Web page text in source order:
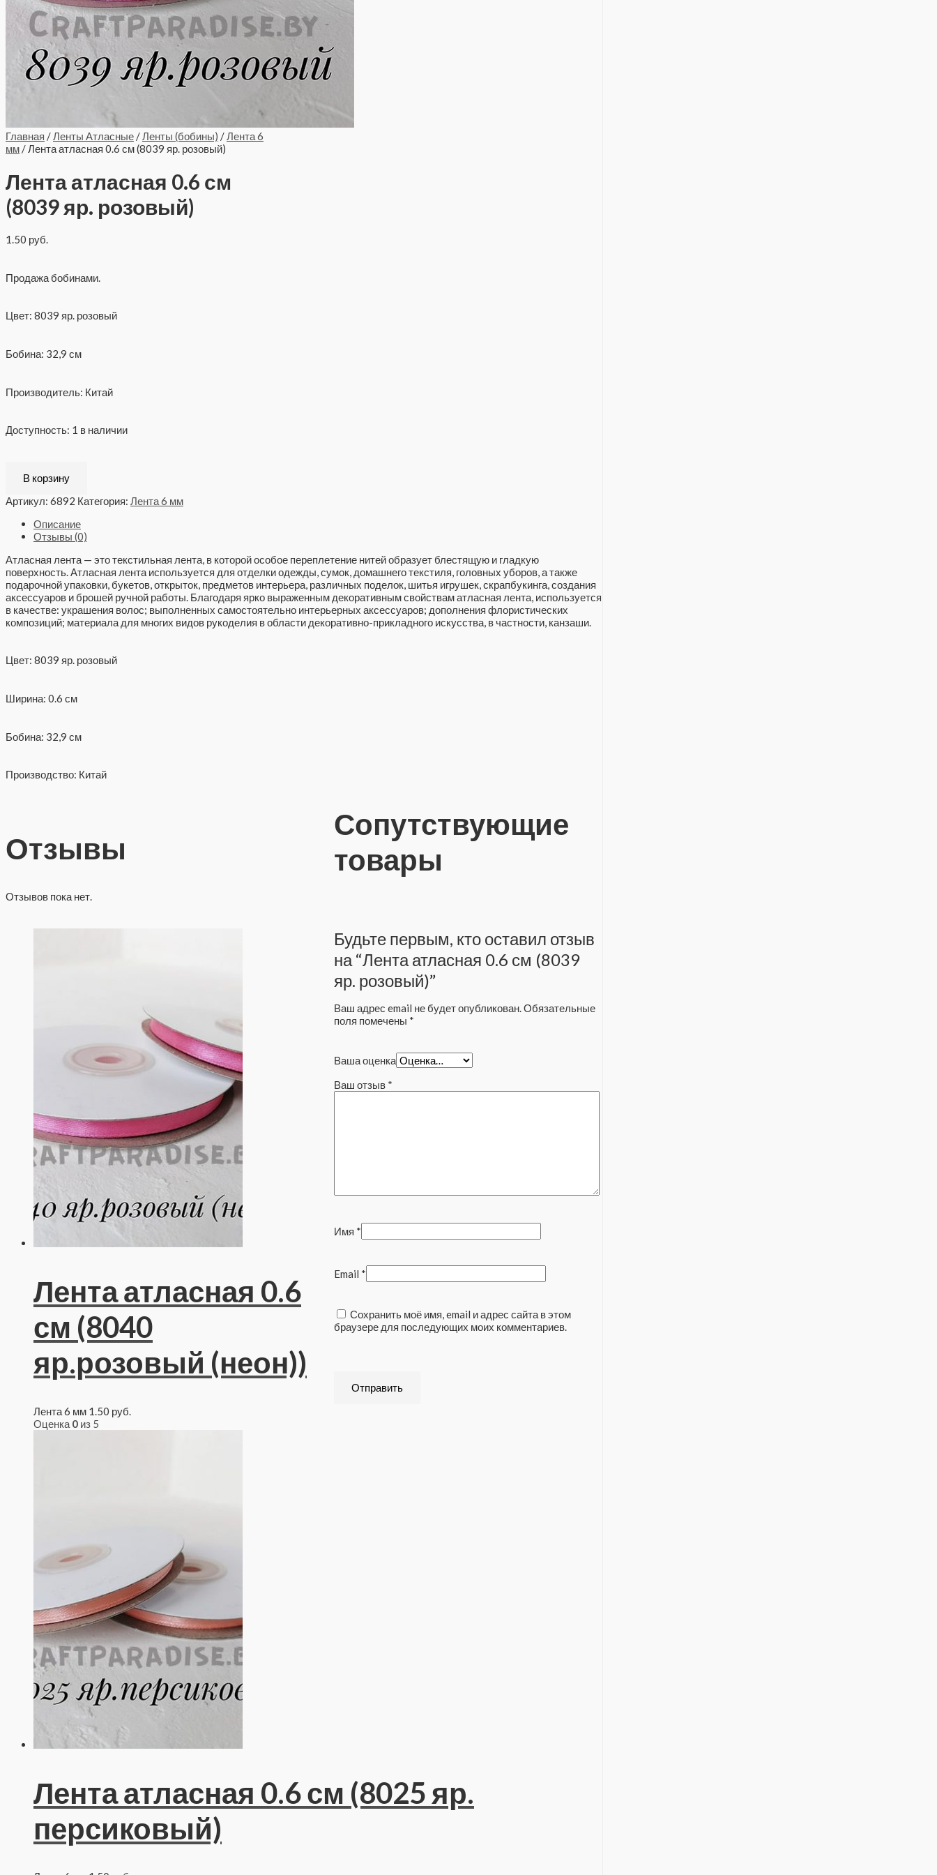
Главная /Ленты Атласные/Ленты (бобины) /Лента 6
мм/ Лента атласная 0.6 см (8039 яр. розовый)
Лента атласная 0.6 см
(8039 яр. розовый)
1.50 руб.
Продажа бобинами.
Цвет: 8039 яр. розовый
Бобина: 32,9 см
Производитель: Китай
Доступность: 1 в наличии
В корзину
Артикул: 6892 Категория: Лента 6 мм
Описание
Отзывы (0)
Атласная лента — это текстильная лента, в которой особое переплетение нитей образует блестящую и гладкую
поверхность. Атласная лента используется для отделки одежды, сумок, домашнего текстиля, головных уборов, а также
подарочной упаковки, букетов, открыток, предметов интерьера, различных поделок, шитья игрушек, скрапбукинга, создания
аксессуаров и брошей ручной работы. Благодаря ярко выраженным декоративным свойствам атласная лента, используется
в качестве: украшения волос; выполненных самостоятельно интерьерных аксессуаров; дополнения флористических
композиций; материала для многих видов рукоделия в области декоративно-прикладного искусства, в частности, канзаши.
Цвет: 8039 яр. розовый
Ширина: 0.6 см
Бобина: 32,9 см
Производство: Китай
Отзывы
Отзывов пока нет.
Будьте первым, кто оставил отзыв
на “Лента атласная 0.6 см (8039
яр. розовый)”
Ваш адрес email не будет опубликован.Обязательные
поля помечены *
Ваша оценка
Ваш отзыв *
Имя *
Email *
Сохранить моё имя, email и адрес сайта в этом
браузере для последующих моих комментариев.
Сопутствующие
товары
Лента атласная 0.6
см (8040
яр.розовый (неон))
Лента 6 мм 1.50 руб.
Оценка 0 из 5
Лента атласная 0.6 см (8025 яр.
персиковый)